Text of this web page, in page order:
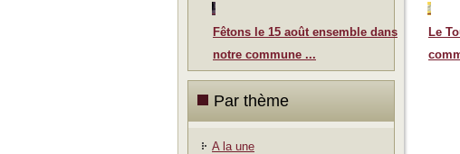
Fêtons le 15 août ensemble dans
notre commune ...
Le
Par thème
A la une